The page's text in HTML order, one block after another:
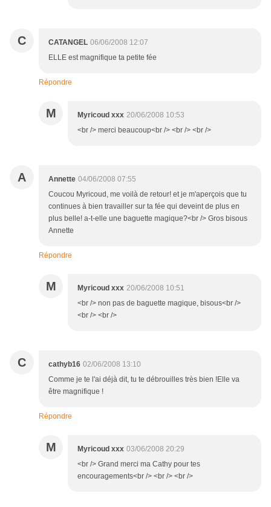
C CATANGEL 06/06/2008 12:07
ELLE est magnifique ta petite fée
Répondre
M Myricoud xxx 20/06/2008 10:53
<br /> merci beaucoup<br /> <br /> <br />
A Annette 04/06/2008 07:55
Coucou Myricoud, me voilà de retour! et je m'aperçois que tu
continues à bien travailler sur ta fée qui deveint de plus en
plus belle! a-t-elle une baguette magique?<br /> Gros bisous
Annette
Répondre
M Myricoud xxx 20/06/2008 10:51
<br /> non pas de baguette magique, bisous<br />
<br /> <br />
C cathyb16 02/06/2008 13:10
Comme je te l'ai déjà dit, tu te débrouilles très bien !Elle va
être magnifique !
Répondre
M Myricoud xxx 03/06/2008 20:29
<br /> Grand merci ma Cathy pour tes
encouragements<br /> <br /> <br />